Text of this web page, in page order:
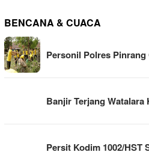
BENCANA & CUACA
Personil Polres
Banjir Terjang
Persit Kodim 1002/